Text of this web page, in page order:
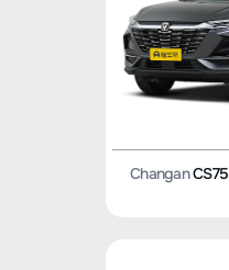
ChanganCS75